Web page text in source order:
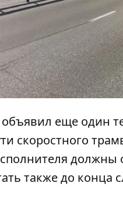
объявил еще один
скоростного
должны
также до конца